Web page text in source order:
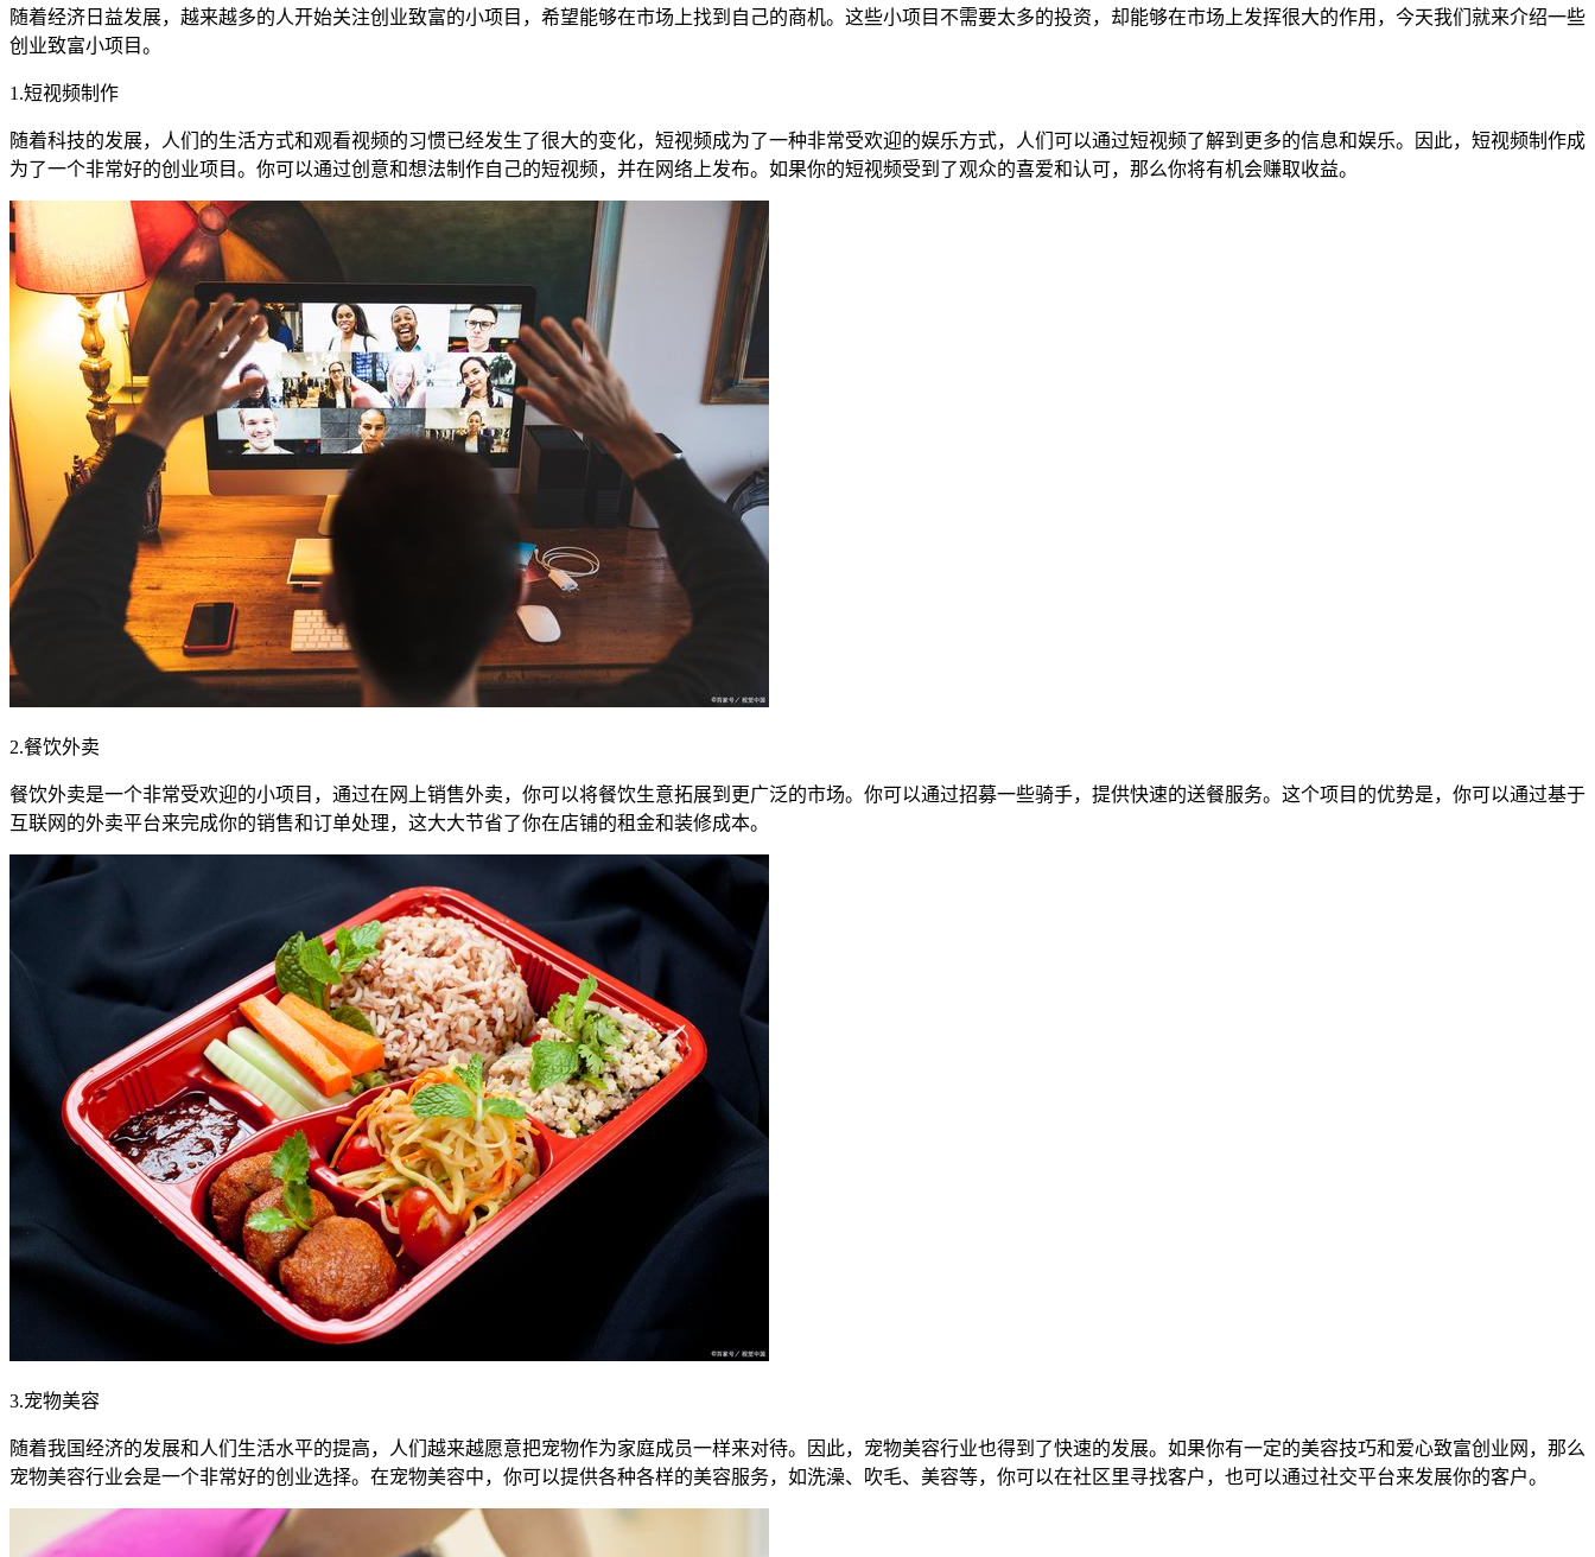
随着经济日益发展，越来越多的人开始关注创业致富的小项目，希望能够在市场上找到自己的商机。这些小项目不需要太多的投资，却能够在市场上发挥很大的作用，今天我们就来介绍一些
创业致富小项目。
1.短视频制作
随着科技的发展，人们的生活方式和观看视频的习惯已经发生了很大的变化，短视频成为了一种非常受欢迎的娱乐方式，人们可以通过短视频了解到更多的信息和娱乐。因此，短视频制作成
为了一个非常好的创业项目。你可以通过创意和想法制作自己的短视频，并在网络上发布。如果你的短视频受到了观众的喜爱和认可，那么你将有机会赚取收益。
2.餐饮外卖
餐饮外卖是一个非常受欢迎的小项目，通过在网上销售外卖，你可以将餐饮生意拓展到更广泛的市场。你可以通过招募一些骑手，提供快速的送餐服务。这个项目的优势是，你可以通过基于
互联网的外卖平台来完成你的销售和订单处理，这大大节省了你在店铺的租金和装修成本。
3.宠物美容
随着我国经济的发展和人们生活水平的提高，人们越来越愿意把宠物作为家庭成员一样来对待。因此，宠物美容行业也得到了快速的发展。如果你有一定的美容技巧和爱心致富创业网，那么
宠物美容行业会是一个非常好的创业选择。在宠物美容中，你可以提供各种各样的美容服务，如洗澡、吹毛、美容等，你可以在社区里寻找客户，也可以通过社交平台来发展你的客户。